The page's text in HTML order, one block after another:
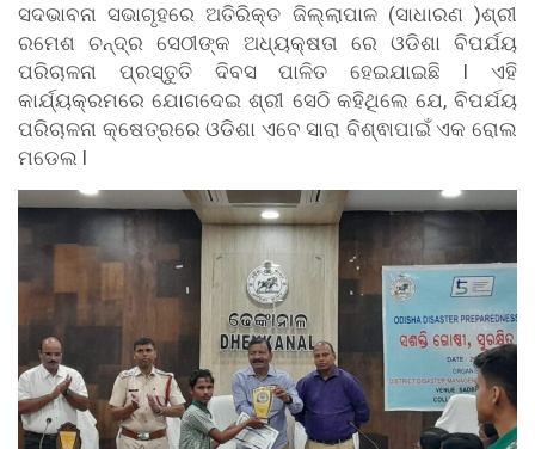
ସଦଭାବନା ସଭାଗୃହରେ ଅତିରିକ୍ତ ଜିଲ୍ଲାପାଳ (ସାଧାରଣ )ଶ୍ରୀ
ରମେଶ ଚନ୍ଦ୍ର ସେଠୀଙ୍କ ଅଧ୍ୟକ୍ଷତା ରେ ଓଡିଶା ବିପର୍ଯୟ
ପରିଚାଳନା ପ୍ରସ୍ତୁତି ଦିବସ ପାଳିତ ହେଇଯାଇଛି l ଏହି
କାର୍ଯ୍ୟକ୍ରମରେ ଯୋଗଦେଇ ଶ୍ରୀ ସେଠି କହିଥିଲେ ଯେ, ବିପର୍ଯୟ
ପରିଚାଳନା କ୍ଷେତ୍ରରେ ଓଡିଶା ଏବେ ସାରା ବିଶ୍ଵାପାଇଁ ଏକ ରୋଲ
ମଡେଲ l